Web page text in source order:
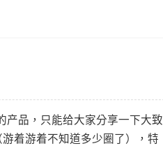
产品，只能给大家分享一下大致
着游着不知道多少圈了），特